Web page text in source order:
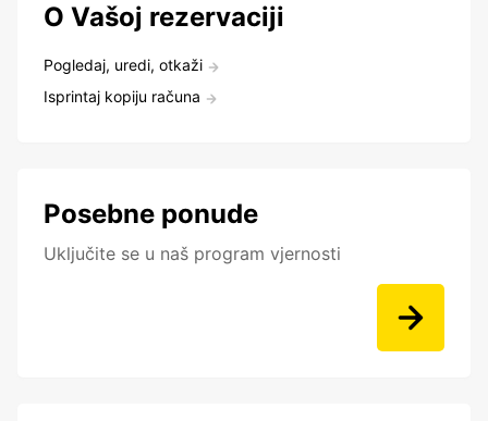
O Vašoj rezervaciji
Pogledaj, uredi, otkaži
Isprintaj kopiju računa
Posebne ponude
Uključite se u naš program vjernosti